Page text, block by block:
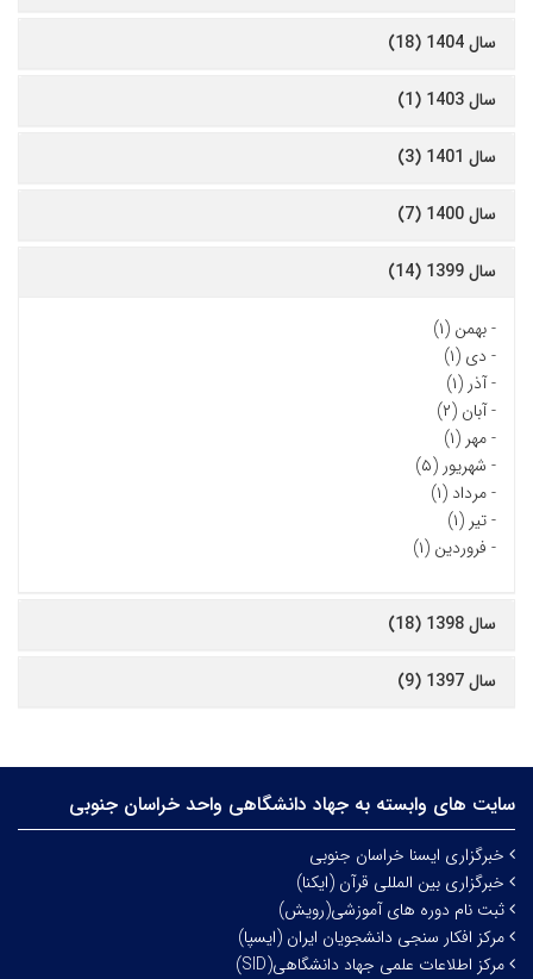
سال 1404 (18)
سال 1403 (1)
سال 1401 (3)
سال 1400 (7)
سال 1399 (14)
-بهمن (۱)
- دی (۱)
-آذر (۱)
-آبان (۲)
-مهر (۱)
- شهریور (۵)
-مرداد (۱)
-تیر (۱)
- فروردین (۱)
سال 1398 (18)
سال 1397 (9)
سایت های وابسته به جهاد دانشگاهی واحد خراسان جنوبی
خبرگزاری ایسنا خراسان جنوبی
خبرگزاری بین المللی قرآن (ایکنا)
ثبت نام دوره های آموزشی(رویش)
مرکز افکار سنجی دانشجویان ایران (ایسپا)
مرکز اطلاعات علمی جهاد دانشگاهی(SID)